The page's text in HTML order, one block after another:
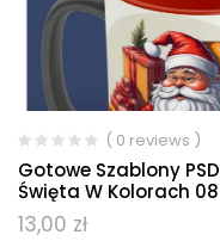
( 0 reviews )
Gotowe Szablony
Święta W Kolorach 08
13,00 zł